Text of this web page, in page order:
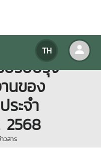
TH
รมีส่วนร่วม
ปรับปรุง
นของ
ระจำ
วสาร